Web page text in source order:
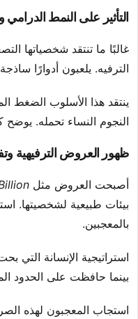
التأثير على النمط
غالبًا ما تنتقد شخصياتها
الترفيه. يلعبون أدوارًا
ينتقد هذا الأسلوب الضغط
النجوم النساء تحمله. يوضح
ظهور العروض الترفيهية
أصبحت العروض مثل
بيئات طبيعية لشخصيتها.
بالمعجبين.
استراتيجية الإنسانة
بينما حافظت على الحدود
استجاب المعجبون لهذه